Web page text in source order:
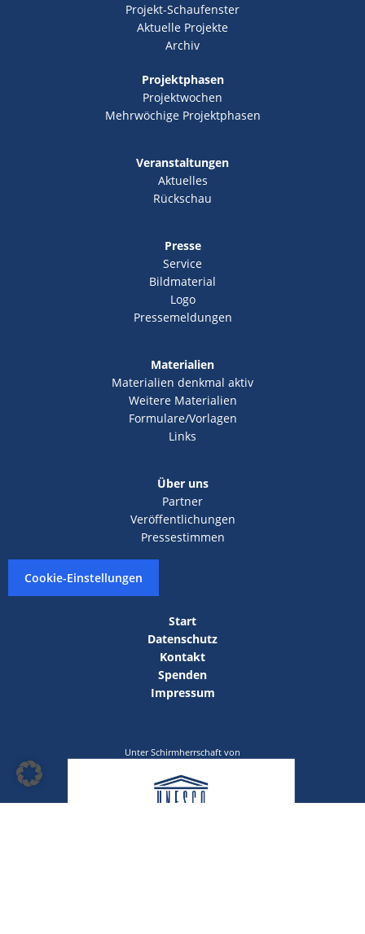
Projekt-Schaufenster
Aktuelle Projekte
Archiv
Projektphasen
Projektwochen
Mehrwöchige Projektphasen
Veranstaltungen
Aktuelles
Rückschau
Presse
Service
Bildmaterial
Logo
Pressemeldungen
Materialien
Materialien denkmal aktiv
Weitere Materialien
Formulare/Vorlagen
Links
Über uns
Partner
Veröffentlichungen
Pressestimmen
Cookie-Einstellungen
Start
Datenschutz
Kontakt
Spenden
Impressum
Unter Schirmherrschaft von